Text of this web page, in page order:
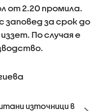
от 2.20 промила.
заповед за срок до
По случая е
източници в